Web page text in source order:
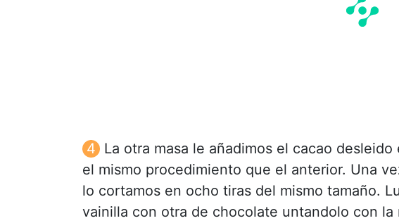
La otra masa le añadimos el cacao
el mismo procedimiento que el anterior. Una
lo cortamos en ocho tiras del mismo tamaño.
vainilla con otra de chocolate untandolo con la